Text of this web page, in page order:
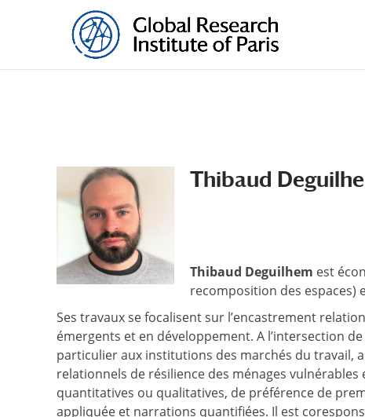
Thibaud
Thibaud Deguilhem est
recomposition des espaces)
Ses travaux se focalisent sur l’encastrement
émergents et en développement. A l’intersection
particulier aux institutions des marchés du travail,
relationnels de résilience des ménages
quantitatives ou qualitatives, de préférence de
appliquée et narrations quantifiées. Il est